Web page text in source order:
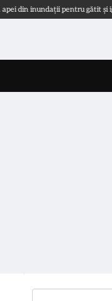
pentru gătit și igienă